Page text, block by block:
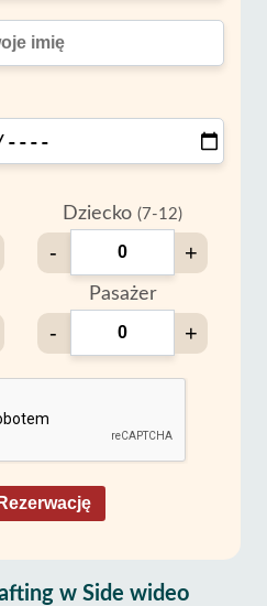
Dziecko (7-12)
- +
Pasażer
- +
w Side wideo